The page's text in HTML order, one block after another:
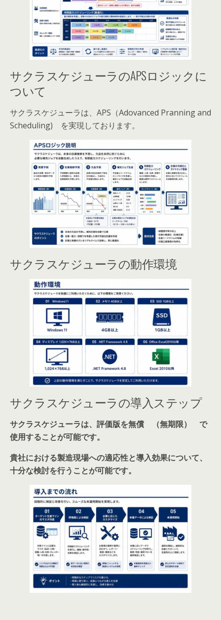
サクラスケジューラのAPSロジックに
ついて
サクラスケジューラは、APS（Adovanced Pranning and
Scheduling) を実現しております。
サクラスケジューラの動作環境
サクラスケジューラの導入ステップ
サクラスケジューラは、評価版を無償 （無期限） で
使用することが可能です。
貴社における製造現場への適応性と導入効果について、
十分な検討を行うことが可能です。